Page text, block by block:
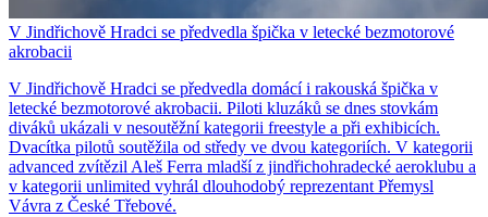
V Jindřichově Hradci se předvedla špička v letecké bezmotorové
akrobacii
V Jindřichově Hradci se předvedla domácí i rakouská špička v
letecké bezmotorové akrobacii. Piloti kluzáků se dnes stovkám
diváků ukázali v nesoutěžní kategorii freestyle a při exhibicích.
Dvacítka pilotů soutěžila od středy ve dvou kategoriích. V kategorii
advanced zvítězil Aleš Ferra mladší z jindřichohradecké aeroklubu a
v kategorii unlimited vyhrál dlouhodobý reprezentant Přemysl
Vávra z České Třebové.